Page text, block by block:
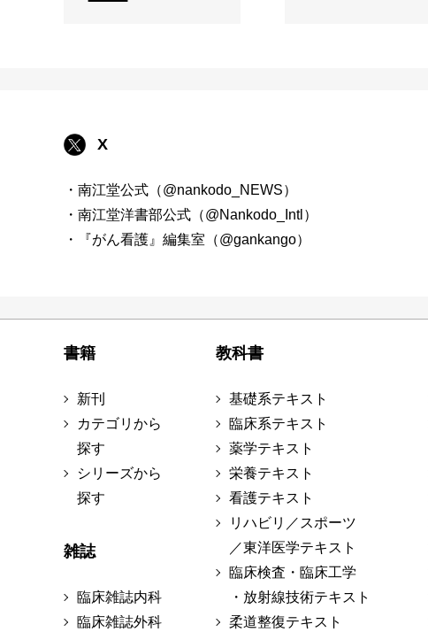
X
・南江堂公式（@nankodo_NEWS）
・南江堂洋書部公式（@Nankodo_Intl）
・『がん看護』編集室（@gankango）
書籍
新刊
カテゴリから
探す
シリーズから
探す
雑誌
臨床雑誌内科
臨床雑誌外科
教科書
基礎系テキスト
臨床系テキスト
薬学テキスト
栄養テキスト
看護テキスト
リハビリ／スポーツ
／東洋医学テキスト
臨床検査・臨床工学
・放射線技術テキスト
柔道整復テキスト